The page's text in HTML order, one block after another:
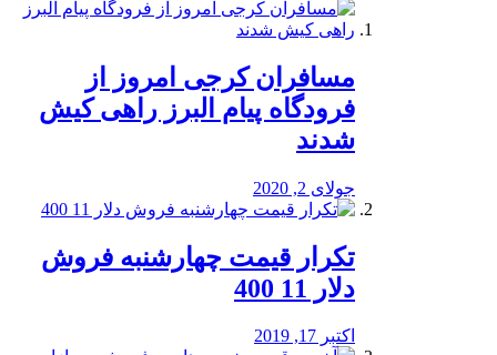
مسافران کرجی امروز از
فرودگاه پیام البرز راهی کیش
شدند
جولای 2, 2020
تکرار قیمت چهارشنبه فروش
دلار 11 400
اکتبر 17, 2019